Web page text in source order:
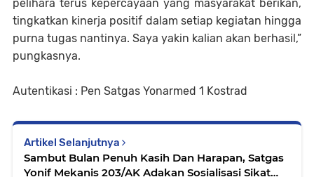
pelihara terus kepercayaan yang masyarakat berikan,
tingkatkan kinerja positif dalam setiap kegiatan hingga
purna tugas nantinya. Saya yakin kalian akan berhasil,”
pungkasnya.
Autentikasi : Pen Satgas Yonarmed 1 Kostrad
Artikel Selanjutnya
Sambut Bulan Penuh Kasih Dan Harapan, Satgas
Yonif Mekanis 203/AK Adakan Sosialisasi Sikat